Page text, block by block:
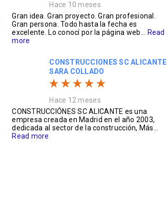
Hace 10 meses
Gran idea. Gran proyecto. Gran profesional.
Gran persona. Todo hasta la fecha es
excelente. Lo conocí por la página web...
Read
more
CONSTRUCCIONES SC ALICANTE
SARA COLLADO
Hace 12 meses
CONSTRUCCIÓNES SC ALICANTE es una
empresa creada en Madrid en el año 2003,
dedicada al sector de la construcción, Más...
Read more